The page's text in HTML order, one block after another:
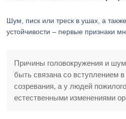
Шум, писк или треск в ушах, а
устойчивости – первые признаки
Причины головокружения и
быть связана со вступлением
созревания, а у людей
естественными изменениями